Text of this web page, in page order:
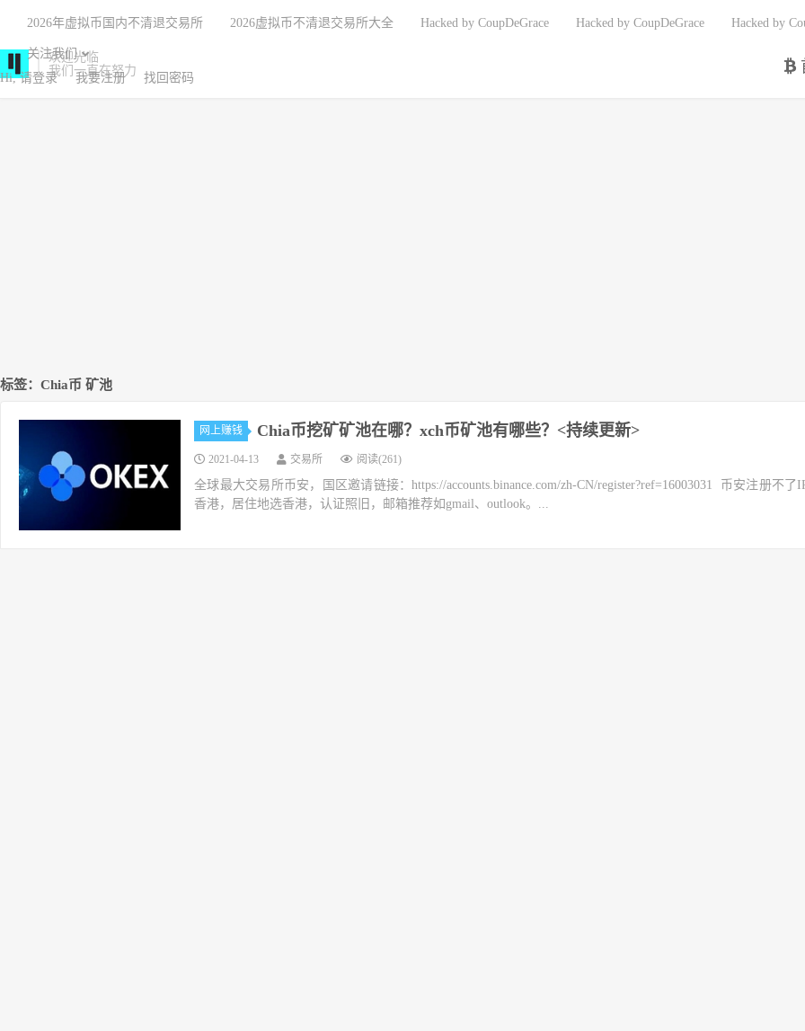
欢迎光临
我们一直在努力
2026年虚拟币国内不清退交易所 2026虚拟币不清退交易所大全 Hacked by CoupDeGrace Hacked by CoupDeGrace Hacked by
关注我们
Hi, 请登录
我要注册 找回密码
标签：Chia币 矿池
网上赚钱 Chia币挖矿矿池在哪？xch币矿池有哪些？<持续更新>
2021-04-13 交易所 阅读(261)
全球最大交易所币安，国区邀请链接：https://accounts.binance.com/zh-CN/register?ref=16003031 币安注册不了
香港，居住地选香港，认证照旧，邮箱推荐如gmail、outlook。...